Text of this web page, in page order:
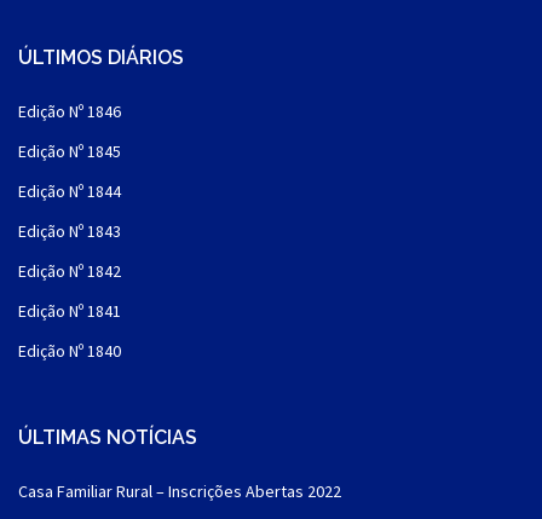
ÚLTIMOS DIÁRIOS
Edição Nº 1846
Edição Nº 1845
Edição Nº 1844
Edição Nº 1843
Edição Nº 1842
Edição Nº 1841
Edição Nº 1840
ÚLTIMAS NOTÍCIAS
Casa Familiar Rural – Inscrições Abertas 2022